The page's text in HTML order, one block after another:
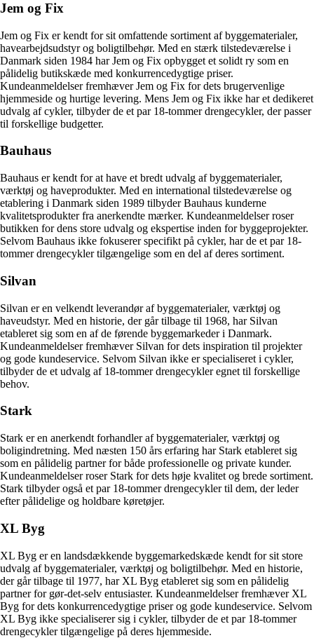
Jem og Fix
Jem og Fix er kendt for sit omfattende sortiment af byggematerialer,
havearbejdsudstyr og boligtilbehør. Med en stærk tilstedeværelse i
Danmark siden 1984 har Jem og Fix opbygget et solidt ry som en
pålidelig butikskæde med konkurrencedygtige priser.
Kundeanmeldelser fremhæver Jem og Fix for dets brugervenlige
hjemmeside og hurtige levering. Mens Jem og Fix ikke har et dedikeret
udvalg af cykler, tilbyder de et par 18-tommer drengecykler, der passer
til forskellige budgetter.
Bauhaus
Bauhaus er kendt for at have et bredt udvalg af byggematerialer,
værktøj og haveprodukter. Med en international tilstedeværelse og
etablering i Danmark siden 1989 tilbyder Bauhaus kunderne
kvalitetsprodukter fra anerkendte mærker. Kundeanmeldelser roser
butikken for dens store udvalg og ekspertise inden for byggeprojekter.
Selvom Bauhaus ikke fokuserer specifikt på cykler, har de et par 18-
tommer drengecykler tilgængelige som en del af deres sortiment.
Silvan
Silvan er en velkendt leverandør af byggematerialer, værktøj og
haveudstyr. Med en historie, der går tilbage til 1968, har Silvan
etableret sig som en af de førende byggemarkeder i Danmark.
Kundeanmeldelser fremhæver Silvan for dets inspiration til projekter
og gode kundeservice. Selvom Silvan ikke er specialiseret i cykler,
tilbyder de et udvalg af 18-tommer drengecykler egnet til forskellige
behov.
Stark
Stark er en anerkendt forhandler af byggematerialer, værktøj og
boligindretning. Med næsten 150 års erfaring har Stark etableret sig
som en pålidelig partner for både professionelle og private kunder.
Kundeanmeldelser roser Stark for dets høje kvalitet og brede sortiment.
Stark tilbyder også et par 18-tommer drengecykler til dem, der leder
efter pålidelige og holdbare køretøjer.
XL Byg
XL Byg er en landsdækkende byggemarkedskæde kendt for sit store
udvalg af byggematerialer, værktøj og boligtilbehør. Med en historie,
der går tilbage til 1977, har XL Byg etableret sig som en pålidelig
partner for gør-det-selv entusiaster. Kundeanmeldelser fremhæver XL
Byg for dets konkurrencedygtige priser og gode kundeservice. Selvom
XL Byg ikke specialiserer sig i cykler, tilbyder de et par 18-tommer
drengecykler tilgængelige på deres hjemmeside.